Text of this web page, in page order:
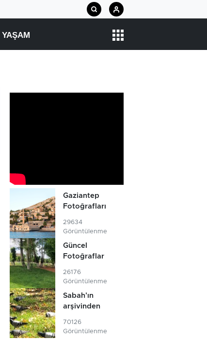
YAŞAM
Gaziantep
Fotoğrafları
29634
Görüntülenme
Güncel
Fotoğraflar
26176
Görüntülenme
Sabah'ın
arşivinden
70126
Görüntülenme